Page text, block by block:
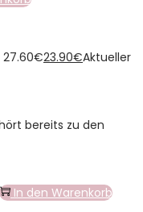
27.60€23.90€Aktueller
bereits zu den
In den Warenkorb